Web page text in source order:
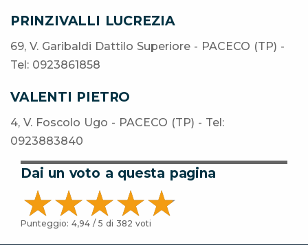
PRINZIVALLI LUCREZIA
69, V. Garibaldi Dattilo Superiore - PACECO (TP) -
Tel: 0923861858
VALENTI PIETRO
4, V. Foscolo Ugo - PACECO (TP) - Tel:
0923883840
Dai un voto a questa pagina
Punteggio: 4,94 / 5 di 382 voti